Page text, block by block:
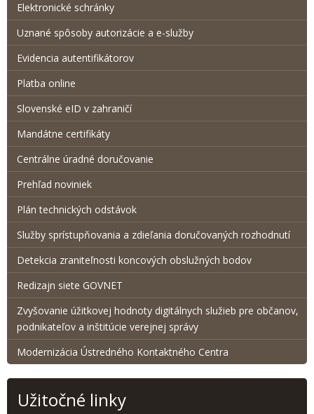
Elektronické schránky
Uznané spôsoby autorizácie a e-služby
Evidencia autentifikátorov
Platba online
Slovenské eID v zahraničí
Mandátne certifikáty
Centrálne úradné doručovanie
Prehľad noviniek
Plán technických odstávok
Služby sprístupňovania a zdieľania doručovaných rozhodnutí
Detekcia zraniteľnosti koncových obslužných bodov
Redizajn siete GOVNET
Zvyšovanie úžitkovej hodnoty digitálnych služieb pre občanov,
podnikateľov a inštitúcie verejnej správy
Modernizácia Ústredného Kontaktného Centra
Užitočné linky